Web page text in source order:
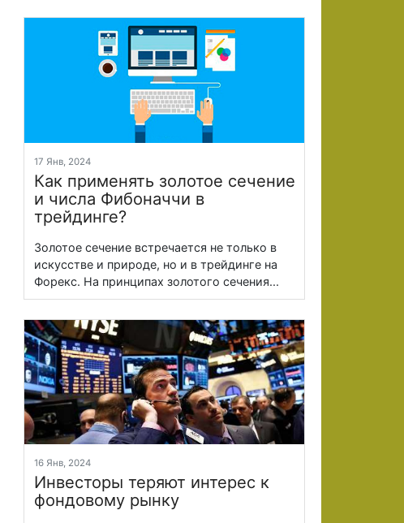
17 Янв, 2024
Как применять золотое сечение
и числа Фибоначчи в
трейдинге?
Золотое сечение встречается не только в
искусстве и природе, но и в трейдинге на
Форекс. На принципах золотого сечения...
16 Янв, 2024
Инвесторы теряют интерес к
фондовому рынку